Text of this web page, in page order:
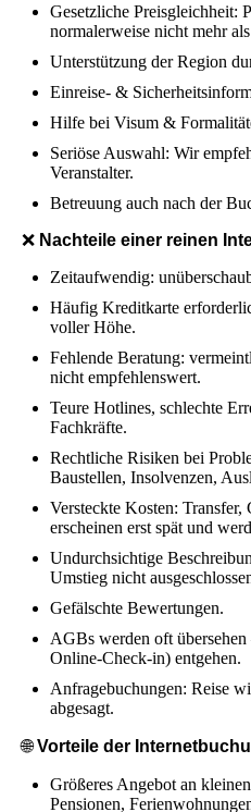
Gesetzliche Preisgleichheit:
normalerweise nicht mehr
Unterstützung der Region
Einreise- &
Hilfe bei Visum &
Seriöse Auswahl: Wir
Veranstalter.
Betreuung auch nach der
❌ Nachteile einer reinen
Zeitaufwendig:
Häufig Kreditkarte
voller Höhe.
Fehlende Beratung:
nicht empfehlenswert.
Teure Hotlines, schlechte
Fachkräfte.
Rechtliche Risiken bei
Baustellen, Insolvenzen,
Versteckte Kosten: Transfer,
erscheinen erst spät und
Undurchsichtige
Umstieg nicht
Gefälschte Bewertungen.
AGBs werden oft
Online-Check-in) entgehen.
Anfragebuchungen: Reise
abgesagt.
🌐Vorteile der
Größeres Angebot an
Pensionen,